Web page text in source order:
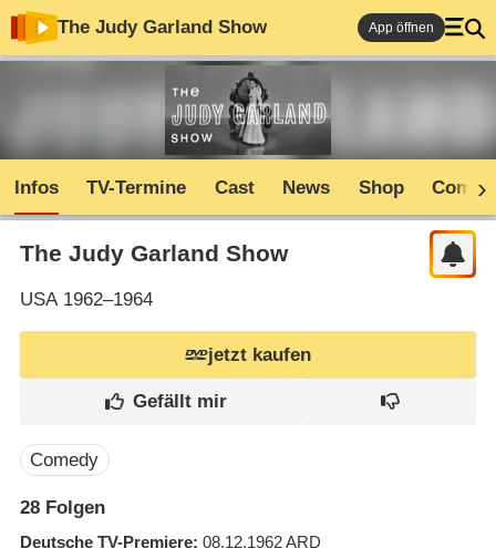
The Judy Garland Show App öffnen
Infos TV-Termine Cast News Shop
The Judy Garland Show
USA1962–1964
jetzt kaufen
Comedy
28Folgen
Deutsche TV-Premiere 08.12.1962ARD